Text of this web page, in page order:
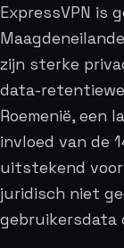
ExpressVPN is
zijn sterke
data-
Roemenië, een
invloed van de
uitstekend voor
juridisch niet
gebruikersdata